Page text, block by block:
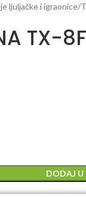
ljuljačke i igraonice
TX-
DODAJ U